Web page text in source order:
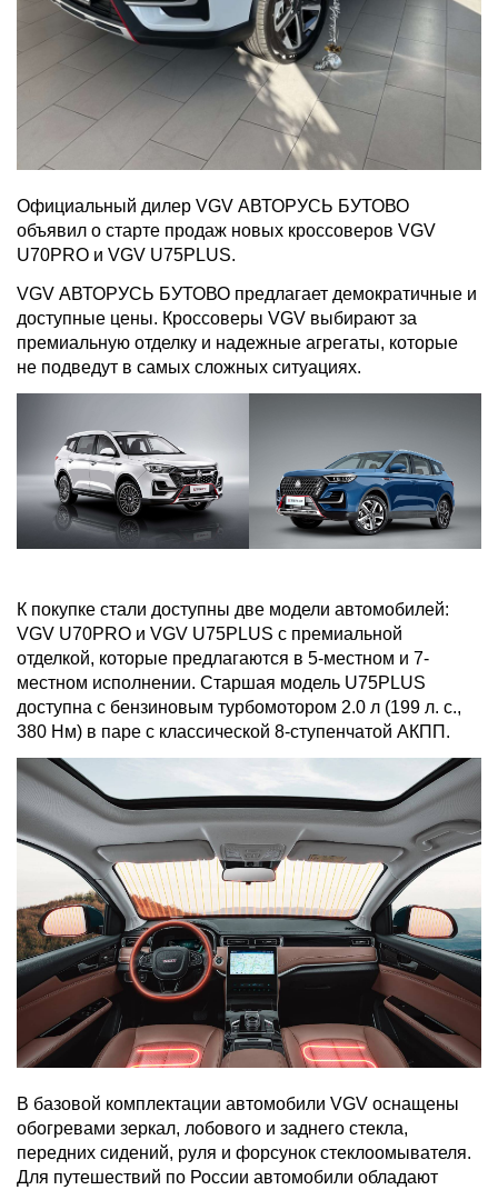
Официальный дилер VGV АВТОРУСЬ БУТОВО
объявил о старте продаж новых кроссоверов VGV
U70PRO и VGV U75PLUS.
VGV АВТОРУСЬ БУТОВО предлагает демократичные и
доступные цены. Кроссоверы VGV выбирают за
премиальную отделку и надежные агрегаты, которые
не подведут в самых сложных ситуациях.
К покупке стали доступны две модели автомобилей:
VGV U70PRO и VGV U75PLUS с премиальной
отделкой, которые предлагаются в 5-местном и 7-
местном исполнении. Старшая модель U75PLUS
доступна с бензиновым турбомотором 2.0 л (199 л. с.,
380 Нм) в паре с классической 8-ступенчатой АКПП.
В базовой комплектации автомобили VGV оснащены
обогревами зеркал, лобового и заднего стекла,
передних сидений, руля и форсунок стеклоомывателя.
Для путешествий по России автомобили обладают